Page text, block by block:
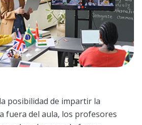
posibilidad de impartir la
fuera del aula, los profesores